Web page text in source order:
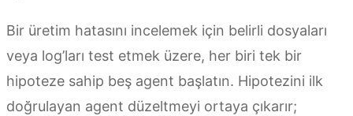
Bir üretim hatasını incelemek için belirli dosyaları
veya log’ları test etmek üzere, her biri tek bir
hipoteze sahip beş agent başlatın. Hipotezini ilk
doğrulayan agent düzeltmeyi ortaya çıkarır;